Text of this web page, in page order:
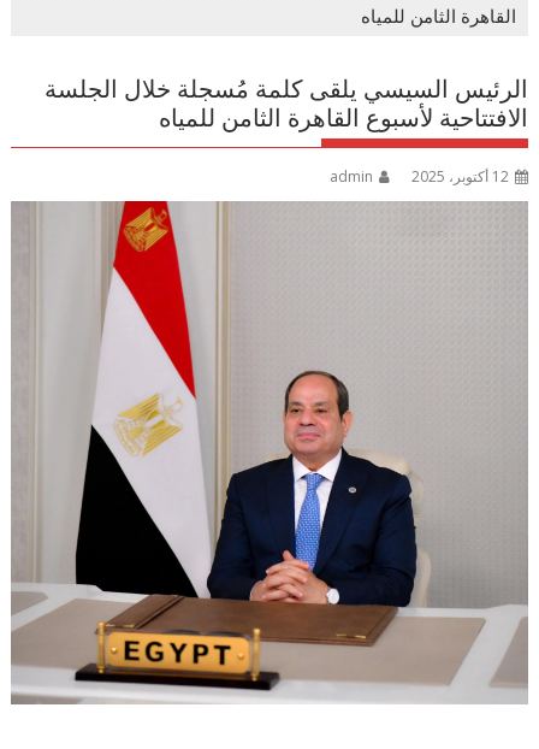
القاهرة الثامن للمياه
الرئيس السيسي يلقى كلمة مُسجلة خلال الجلسة
الافتتاحية لأسبوع القاهرة الثامن للمياه
12 أكتوبر، 2025 admin